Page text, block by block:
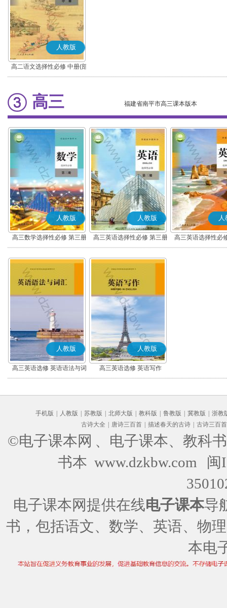
人教版
高二语文选择性必修 中册(部
编版)
高三 福建省南平市高三课本版本
人教版
高三数学选择性必修 第三册
(A版)
人教版
高三英语选择性必修 第三册
人
高三英语选择性必
人教版
高三英语选修 英语语法与词
汇
人教版
高三英语选修 英语写作
手机版 人教版 苏教版 北师大版 教科版 鲁教版 冀教版
浙教
古诗大全
唐诗三百首 描述春天的古诗 古诗三百首
©电子课本网 、电子课本、教科
书本 www.dzkbw.com
闽
电子课本网提供在线电子课本导
书，包括语文、数学、英语、物
本电